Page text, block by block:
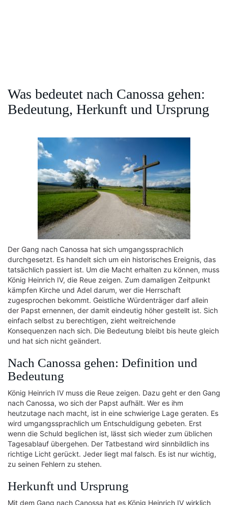
Was bedeutet nach Canossa gehen:
Bedeutung, Herkunft und Ursprung
Der Gang nach Canossa hat sich umgangssprachlich
durchgesetzt. Es handelt sich um ein historisches Ereignis, das
tatsächlich passiert ist. Um die Macht erhalten zu können, muss
König Heinrich IV, die Reue zeigen. Zum damaligen Zeitpunkt
kämpfen Kirche und Adel darum, wer die Herrschaft
zugesprochen bekommt. Geistliche Würdenträger darf allein
der Papst ernennen, der damit eindeutig höher gestellt ist. Sich
einfach selbst zu berechtigen, zieht weitreichende
Konsequenzen nach sich. Die Bedeutung bleibt bis heute gleich
und hat sich nicht geändert.
Nach Canossa gehen: Definition und
Bedeutung
König Heinrich IV muss die Reue zeigen. Dazu geht er den Gang
nach Canossa, wo sich der Papst aufhält. Wer es ihm
heutzutage nach macht, ist in eine schwierige Lage geraten. Es
wird umgangssprachlich um Entschuldigung gebeten. Erst
wenn die Schuld beglichen ist, lässt sich wieder zum üblichen
Tagesablauf übergehen. Der Tatbestand wird sinnbildlich ins
richtige Licht gerückt. Jeder liegt mal falsch. Es ist nur wichtig,
zu seinen Fehlern zu stehen.
Herkunft und Ursprung
Mit dem Gang nach Canossa hat es König Heinrich IV wirklich